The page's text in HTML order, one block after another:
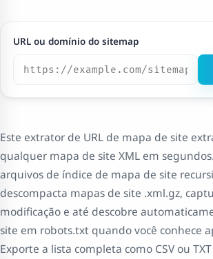
URL ou domínio do sitemap
Este extrator de URL de mapa de site
qualquer mapa de site XML em
arquivos de índice de mapa de site
descompacta mapas de site .xml.gz,
modificação e até descobre
site em robots.txt quando você conhece
Exporte a lista completa como CSV ou